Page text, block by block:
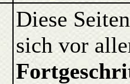
Diese
sich vor